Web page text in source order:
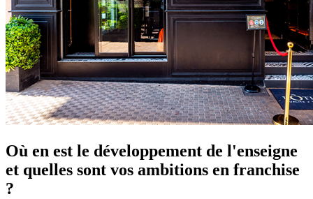
Où en est le développement de l'enseigne
et quelles sont vos ambitions en franchise
?